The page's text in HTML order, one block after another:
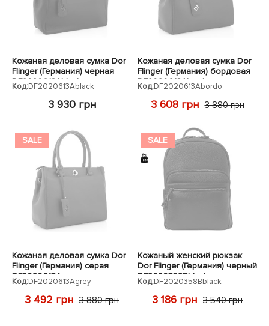
Кожаная деловая сумка Dor
Flinger (Германия) черная
DF2020613Ablack
Код:DF2020613Ablack
3 930 грн
Кожаная деловая сумка Dor
Flinger (Германия) бордовая
DF2020613Abordo
Код:DF2020613Abordo
3 608 грн 3 880 грн
SALE
Кожаная деловая сумка Dor
Flinger (Германия) серая
DF2020613Agrey
Код:DF2020613Agrey
3 492 грн 3 880 грн
SALE
Кожаный женский рюкзак
Dor Flinger (Германия) черный
DF2020358Bblack
Код:DF2020358Bblack
3 186 грн 3 540 грн